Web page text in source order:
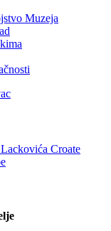
Muzeja
Croate